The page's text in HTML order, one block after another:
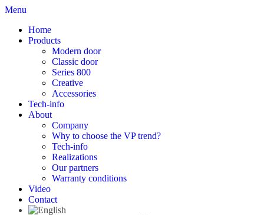
Menu
Home
Products
Modern door
Classic door
Series 800
Creative
Accessories
Tech-info
About
Company
Why to choose the VP trend?
Tech-info
Realizations
Our partners
Warranty conditions
Video
Contact